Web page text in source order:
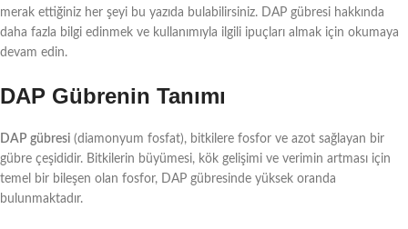
merak ettiğiniz her şeyi bu yazıda bulabilirsiniz. DAP gübresi hakkında
daha fazla bilgi edinmek ve kullanımıyla ilgili ipuçları almak için okumaya
devam edin.
DAP Gübrenin Tanımı
DAP gübresi (diamonyum fosfat), bitkilere fosfor ve azot sağlayan bir
gübre çeşididir. Bitkilerin büyümesi, kök gelişimi ve verimin artması için
temel bir bileşen olan fosfor, DAP gübresinde yüksek oranda
bulunmaktadır.